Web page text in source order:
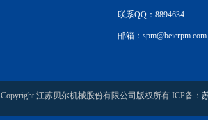
联系QQ：8894634
邮箱：spm@beierpm.com
Copyright 江苏贝尔机械股份有限公司版权所有 ICP备：